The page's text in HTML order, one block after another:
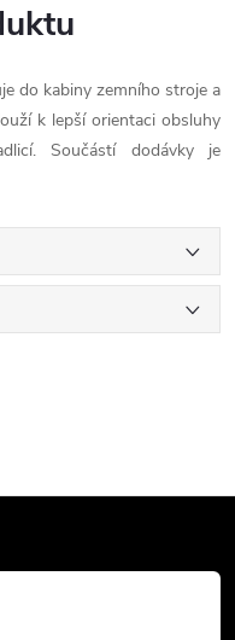
do kabiny zemního stroje a
k lepší orientaci obsluhy
Součástí dodávky je